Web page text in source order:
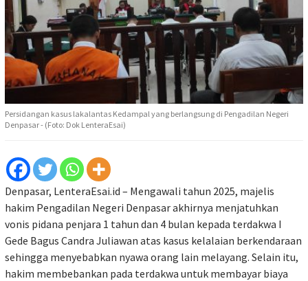
Persidangan kasus lakalantas Kedampal yang berlangsung di Pengadilan Negeri
Denpasar - (Foto: Dok LenteraEsai)
Denpasar, LenteraEsai.id – Mengawali tahun 2025, majelis
hakim Pengadilan Negeri Denpasar akhirnya menjatuhkan
vonis pidana penjara 1 tahun dan 4 bulan kepada terdakwa I
Gede Bagus Candra Juliawan atas kasus kelalaian berkendaraan
sehingga menyebabkan nyawa orang lain melayang. Selain itu,
hakim membebankan pada terdakwa untuk membayar biaya